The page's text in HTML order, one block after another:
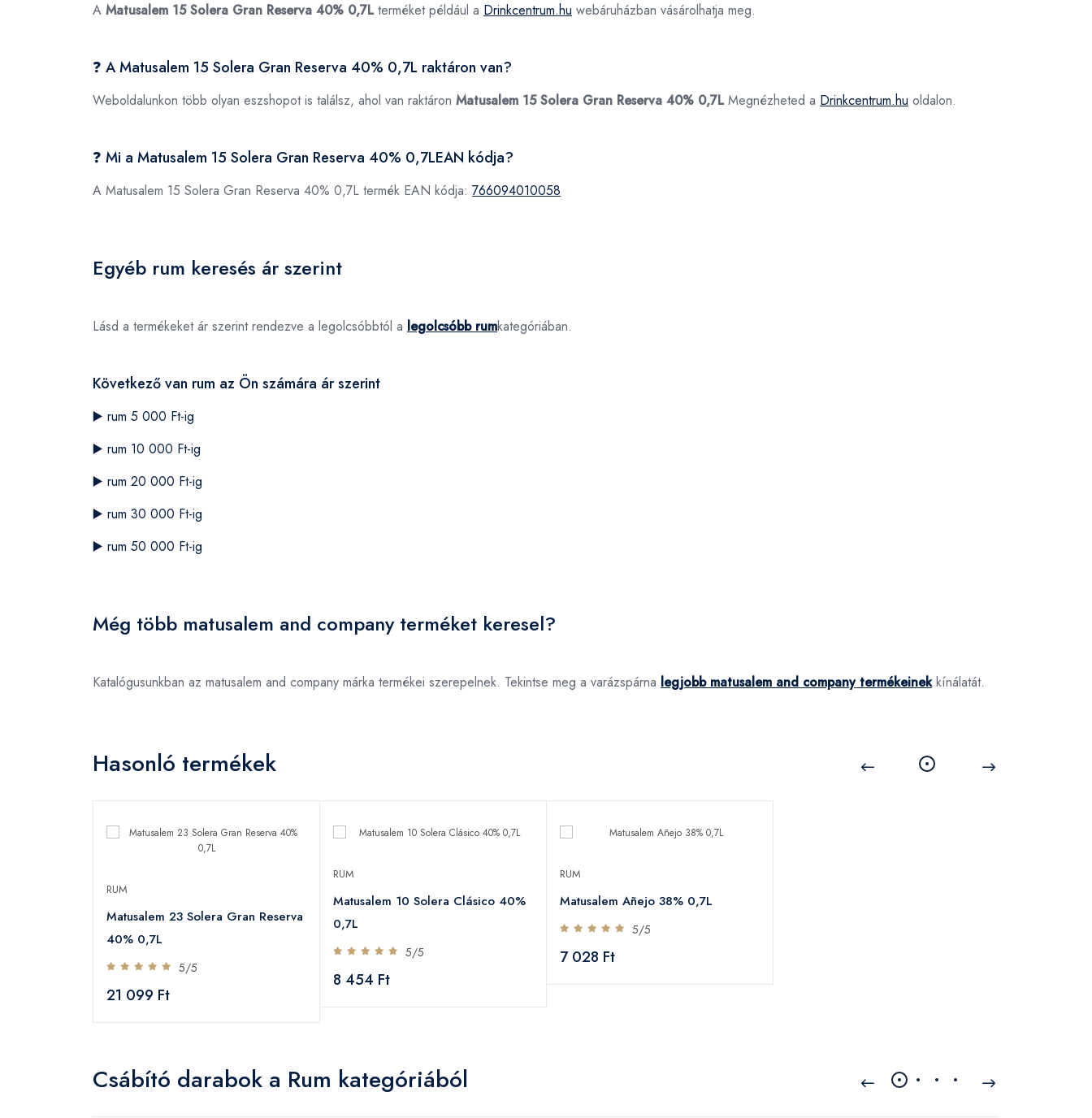
A Matusalem 15 Solera Gran Reserva 40% 0,7Lterméket például a Drinkcentrum.hu webáruházban vásárolhatja meg.
❓ A Matusalem 15 Solera Gran Reserva 40% 0,7L raktáron van?
Weboldalunkon több olyan eszshopot is találsz, ahol van raktáron Matusalem 15 Solera Gran Reserva 40% 0,7LMegnézheted a Drinkcentrum.hu oldalon.
❓ Mi a Matusalem 15 Solera Gran Reserva 40% 0,7LEAN kódja?
A Matusalem 15 Solera Gran Reserva 40% 0,7L termék EAN kódja: 766094010058
Egyéb rum keresés ár szerint
Lásd a termékeket ár szerint rendezve a legolcsóbbtól a legolcsóbb rumkategóriában.
Következő van rum az Ön számára ár szerint
▶️ rum 5 000 Ft-ig
▶️ rum 10 000 Ft-ig
▶️ rum 20 000 Ft-ig
▶️ rum 30 000 Ft-ig
▶️ rum 50 000 Ft-ig
Még több matusalem and company terméket keresel?
Katalógusunkban az matusalem and company márka termékei szerepelnek. Tekintse meg a varázspárna legjobb matusalem and company termékeinekkínálatát.
Hasonló termékek
RUM
Matusalem 23 Solera Gran Reserva
40% 0,7L
5/5
21 099 Ft
RUM
Matusalem 10 Solera Clásico 40%
0,7L
5/5
8 454 Ft
RUM
Matusalem Añejo 38% 0,7L
5/5
7 028 Ft
Csábító darabok a Rum kategóriából